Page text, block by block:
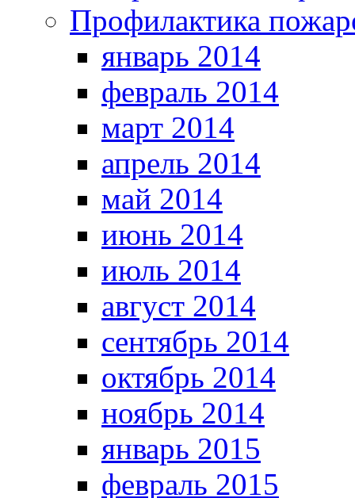
Профилактика
январь 2014
февраль 2014
март 2014
апрель 2014
май 2014
июнь 2014
июль 2014
август 2014
сентябрь 2014
октябрь 2014
ноябрь 2014
январь 2015
февраль 2015